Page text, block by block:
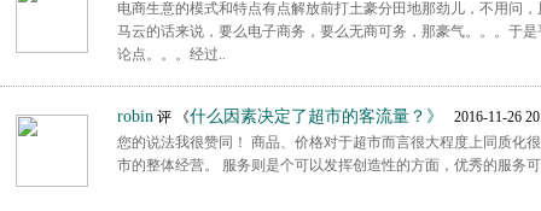
电商生意的模式和特点有点解放前打土豪分田地那劲儿，不用问
马云的话来说，要么电子商务，要么无商可务，那豪气。。。于
论点。。。经过..
robin 评 《什么因素决定了超市的客流量？》
2016-11-26
您的说法我很赞同！ 商品、价格对于超市而言很大程度上同质化
市的整体经营。 服务则是个可以发挥创造性的方面，优秀的服务